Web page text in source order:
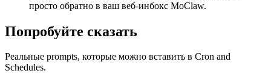
просто обратно в ваш веб-инбокс MoClaw.
Попробуйте сказать
Реальные prompts, которые можно вставить в Cron and
Schedules.